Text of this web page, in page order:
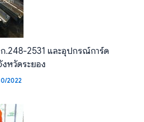
.248-2531 และอุปกรณ์การ์ด
งหวัดระยอง
2022